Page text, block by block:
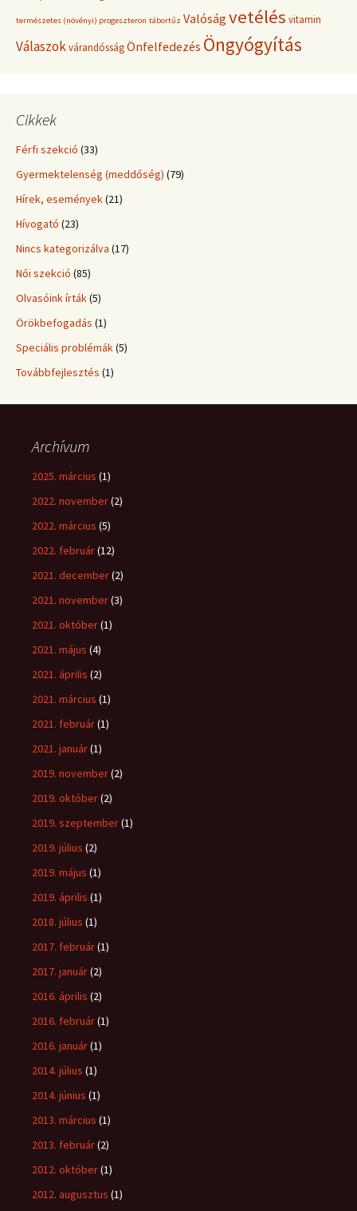
természetes (növényi) progeszteron tábortűz Valóság vetélés vitamin
VálaszokvárandósságÖnfelfedezés Öngyógyítás
Cikkek
Férfi szekció (33)
Gyermektelenség (meddőség) (79)
Hírek, események(21)
Hívogató (23)
Nincs kategorizálva (17)
Női szekció (85)
Olvasóink írták(5)
Örökbefogadás (1)
Speciális problémák(5)
Továbbfejlesztés (1)
Archívum
2025. március (1)
2022. november(2)
2022. március (5)
2022. február(12)
2021. december(2)
2021. november(3)
2021. október(1)
2021. május (4)
2021. április (2)
2021. március (1)
2021. február(1)
2021. január(1)
2019. november(2)
2019. október(2)
2019. szeptember(1)
2019. július (2)
2019. május (1)
2019. április (1)
2018. július (1)
2017. február(1)
2017. január(2)
2016. április (2)
2016. február(1)
2016. január(1)
2014. július (1)
2014. június (1)
2013. március (1)
2013. február(2)
2012. október(1)
2012. augusztus (1)